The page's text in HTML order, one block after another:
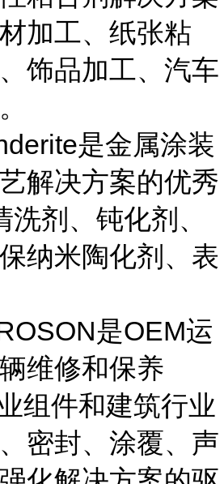
加工、纸张粘
饰品加工、汽车
是金属涂装
解决方案的优秀
剂、钝化剂、
纳米陶化剂、表
是OEM运
维修和保养
组件和建筑行业
密封、涂覆、声